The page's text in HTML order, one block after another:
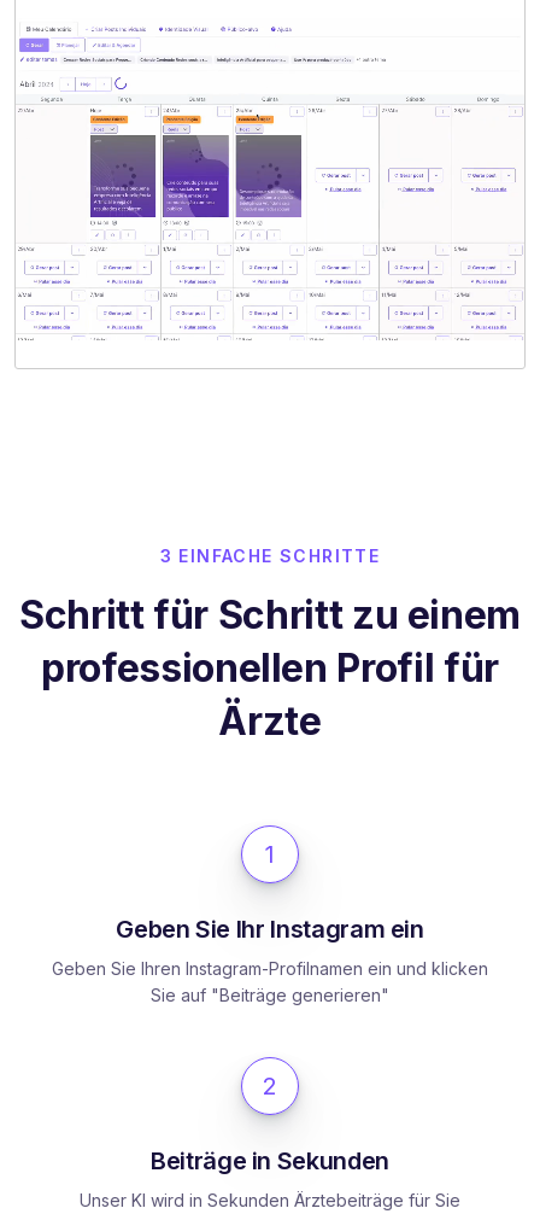
3 EINFACHE SCHRITTE
Schritt für Schritt zu einem
professionellen Profil für
Ärzte
1
Geben Sie Ihr Instagram ein
Geben Sie Ihren Instagram-Profilnamen ein und klicken
Sie auf "Beiträge generieren"
2
Beiträge in Sekunden
Unser KI wird in Sekunden Ärztebeiträge für Sie